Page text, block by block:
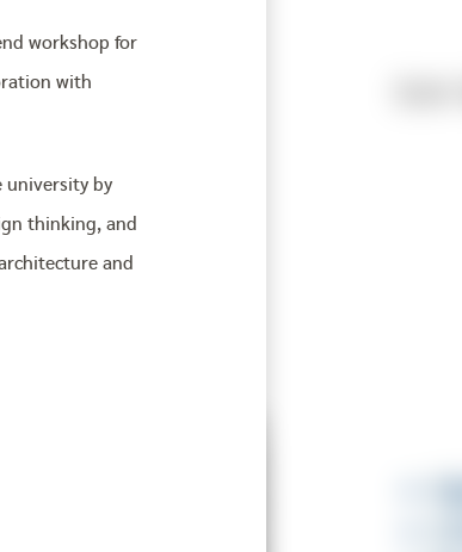
workshop for
with
university by
thinking, and
and